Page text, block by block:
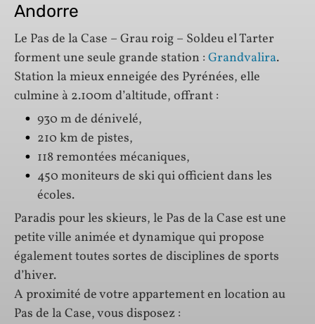
Andorre
Le Pas de la Case – Grau roig – Soldeu el Tarter
forment une seule grande station : Grandvalira.
Station la mieux enneigée des Pyrénées, elle
culmine à 2.100m d’altitude, offrant :
930 m de dénivelé,
210 km de pistes,
118 remontées mécaniques,
450 moniteurs de ski qui officient dans les
écoles.
Paradis pour les skieurs, le Pas de la Case est une
petite ville animée et dynamique qui propose
également toutes sortes de disciplines de sports
d’hiver.
A proximité de votre appartement en location au
Pas de la Case, vous disposez :